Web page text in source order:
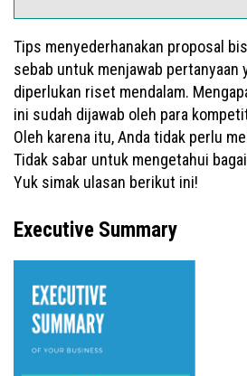
Tips menyederhanakan proposal
sebab untuk menjawab pertanyaan
diperlukan riset mendalam.
ini sudah dijawab oleh para
Oleh karena itu, Anda tidak perlu
Tidak sabar untuk mengetahui
Yuk simak ulasan berikut ini!
Executive Summary